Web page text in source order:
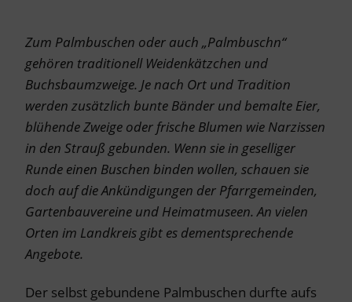
Zum Palmbuschen oder auch „Palmbuschn“
gehören traditionell Weidenkätzchen und
Buchsbaumzweige. Je nach Ort und Tradition
werden zusätzlich bunte Bänder und bemalte Eier,
blühende Zweige oder frische Blumen wie Narzissen
in den Strauß gebunden. Wenn sie in geselliger
Runde einen Buschen binden wollen, schauen sie
doch auf die Ankündigungen der Pfarrgemeinden,
Gartenbauvereine und Heimatmuseen. An vielen
Orten im Landkreis gibt es dementsprechende
Angebote.
Der selbst gebundene Palmbuschen durfte aufs